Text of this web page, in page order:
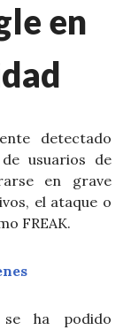
en
detectado
usuarios de
en grave
el ataque o
FREAK.
ha podido